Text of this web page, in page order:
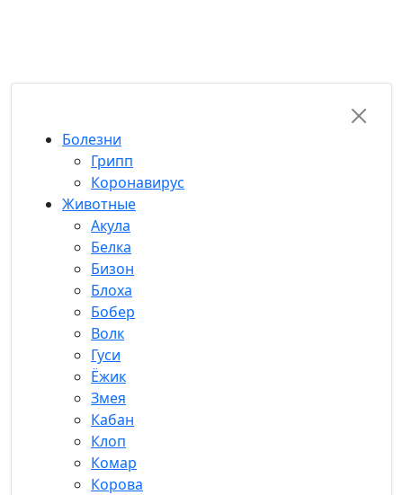
Болезни
Грипп
Коронавирус
Животные
Акула
Белка
Бизон
Блоха
Бобер
Волк
Гуси
Ёжик
Змея
Кабан
Клоп
Комар
Корова